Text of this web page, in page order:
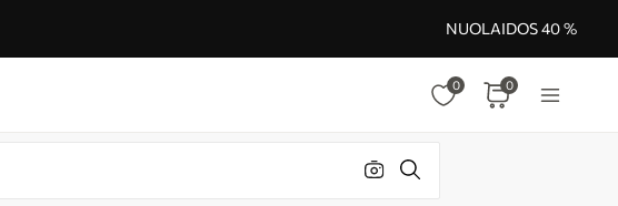
NUOLAIDOS 40 %
0 0